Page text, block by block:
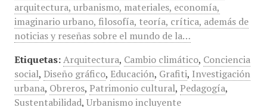
arquitectura, urbanismo, materiales, economía,
imaginario urbano, filosofía, teoría, crítica, además de
noticias y reseñas sobre el mundo de la…
Etiquetas: Arquitectura, Cambio climático, Conciencia
social, Diseño gráfico, Educación, Grafiti, Investigación
urbana, Obreros, Patrimonio cultural, Pedagogía,
Sustentabilidad, Urbanismo incluyente